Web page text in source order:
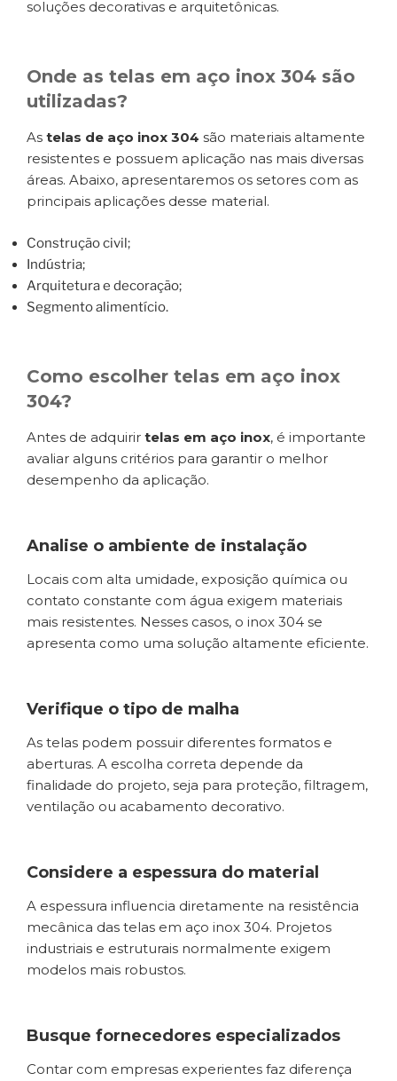
soluções decorativas e arquitetônicas.
Onde as telas em aço inox 304 são
utilizadas?
As telas de aço inox 304 são materiais altamente
resistentes e possuem aplicação nas mais diversas
áreas. Abaixo, apresentaremos os setores com as
principais aplicações desse material.
Construção civil;
Indústria;
Arquitetura e decoração;
Segmento alimentício.
Como escolher telas em aço inox
304?
Antes de adquirir telas em aço inox, é importante
avaliar alguns critérios para garantir o melhor
desempenho da aplicação.
Analise o ambiente de instalação
Locais com alta umidade, exposição química ou
contato constante com água exigem materiais
mais resistentes. Nesses casos, o inox 304 se
apresenta como uma solução altamente eficiente.
Verifique o tipo de malha
As telas podem possuir diferentes formatos e
aberturas. A escolha correta depende da
finalidade do projeto, seja para proteção, filtragem,
ventilação ou acabamento decorativo.
Considere a espessura do material
A espessura influencia diretamente na resistência
mecânica das telas em aço inox 304. Projetos
industriais e estruturais normalmente exigem
modelos mais robustos.
Busque fornecedores especializados
Contar com empresas experientes faz diferença